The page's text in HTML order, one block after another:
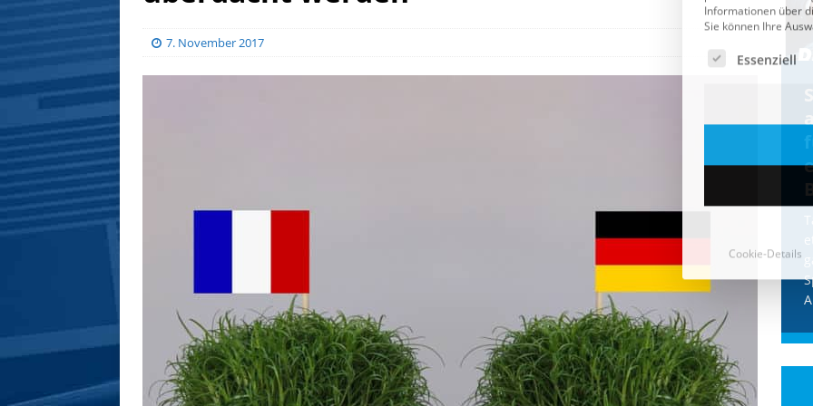
7. November 2017
der Wahl wieder Afghanen
halten die Wähler für dumm! Weil die
Stimmung wegen der von Afghanen
verübten Anschläge kippte, wurden die